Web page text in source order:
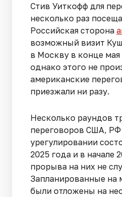
Стив Уиткофф для
несколько раз
Российская сторона
возможный визит
в Москву в конце мая
однако этого не
американские
приезжали ни разу.
Несколько раундов
переговоров США,
урегулировании
2025 года и в начале
прорыва на них не
Запланированные на
были отложены на